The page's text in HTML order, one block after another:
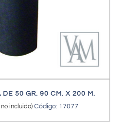
DE 50 GR. 90 CM. X 200 M.
no incluido) Código: 17077